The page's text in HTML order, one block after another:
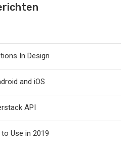
In Design
and iOS
API
Use in 2019